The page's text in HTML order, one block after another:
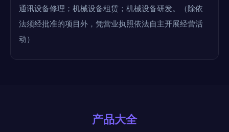
通讯设备修理；机械设备租赁；机械设备研发。（除依
法须经批准的项目外，凭营业执照依法自主开展经营活
动）
产品大全